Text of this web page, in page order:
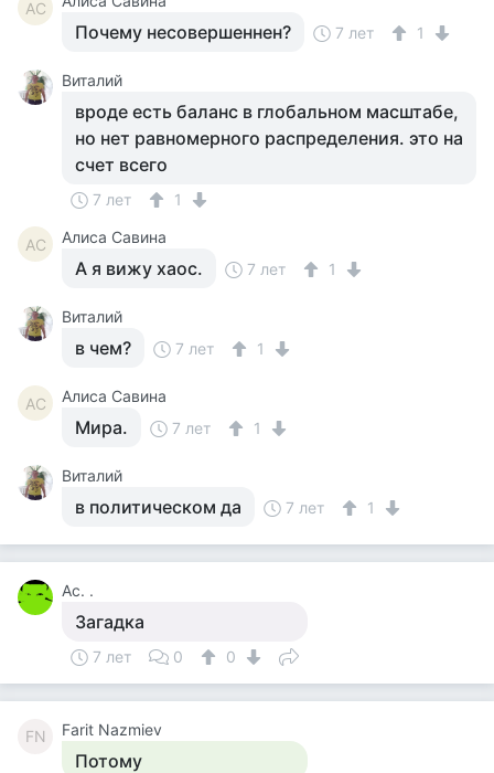
АС
Почему несовершеннен? 7 лет 1
Виталий
вроде есть баланс в глобальном масштабе,
но нет равномерного распределения. это на
счет всего
7 лет 1
АС Алиса Савина
А я вижу хаос. 7 лет 1
Виталий
в чем? 7 лет 1
АС Алиса Савина
Мира. 7 лет 1
Виталий
в политическом да 7 лет 1
Ас. .
Загадка
7 лет 0 0
FN Farit Nazmiev
Потому